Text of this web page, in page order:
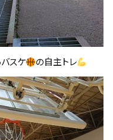
ンス
スケ の自主トレ